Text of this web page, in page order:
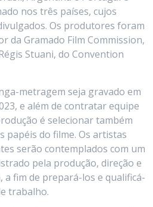
nos três países, cujos
Os produtores foram
da Gramado Film Commission,
Stuani, do Convention
metragem seja gravado em
e além de contratar equipe
é selecionar também
papéis do filme. Os artistas
serão contemplados com um
pela produção, direção e
a fim de prepará-los e qualificá-
trabalho.